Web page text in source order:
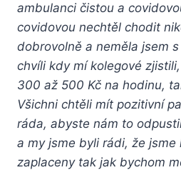
ambulanci čistou a
covidovou nechtěl chodit
dobrovolně a neměla jsem
chvíli kdy mí kolegové
300 až 500 Kč na hodinu,
Všichni chtěli mít pozitivní
ráda, abyste nám to
a my jsme byli rádi, že jsme
zaplaceny tak jak bychom